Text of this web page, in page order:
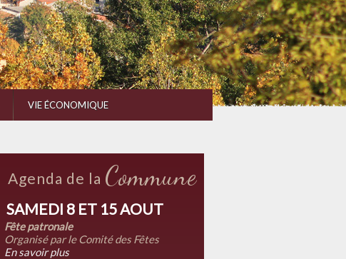
VIE ÉCONOMIQUE
Agenda de la Commune
SAMEDI 8 ET 15 AOUT
Fête patronale
Organisé par le Comité des Fêtes
En savoir plus